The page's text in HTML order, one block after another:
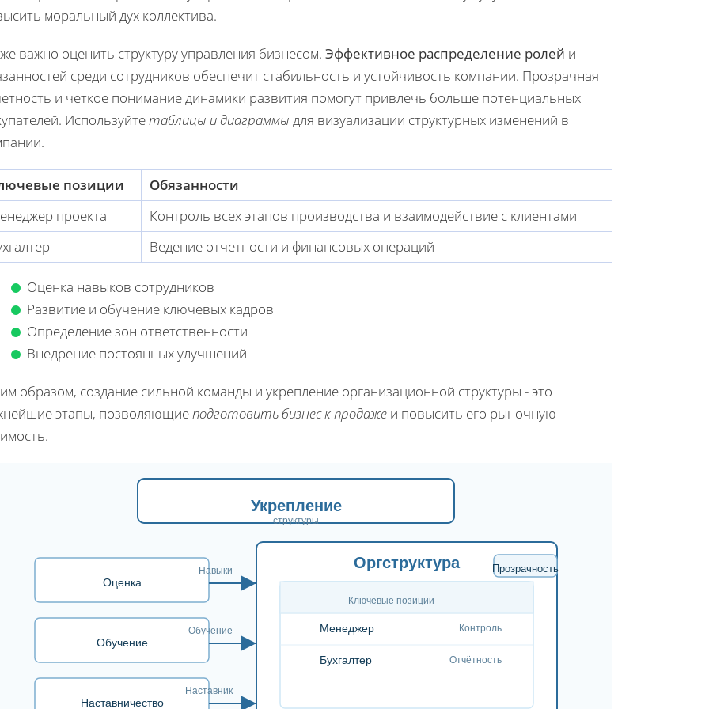
моральный дух коллектива.
важно оценить структуру управления бизнесом. Эффективное распределение ролей и
среди сотрудников обеспечит стабильность и устойчивость компании. Прозрачная
и четкое понимание динамики развития помогут привлечь больше потенциальных
Используйтетаблицы и диаграммы для визуализации структурных изменений в
позиции
Обязанности
проекта
Контроль всех этапов производства и взаимодействие с клиентами
Ведение отчетности и финансовых операций
Оценка навыков сотрудников
Развитие и обучение ключевых кадров
Определение зон ответственности
Внедрение постоянных улучшений
образом, создание сильной команды и укрепление организационной структуры - это
этапы, позволяющиеподготовить бизнес к продаже и повысить его рыночную
Укрепление
структуры
Оценка
Обучение
Наставничество
Оргструктура Прозрачность
Ключевые позиции
Менеджер Контроль
Бухгалтер Отчётность
Навыки
Обучение
Наставник